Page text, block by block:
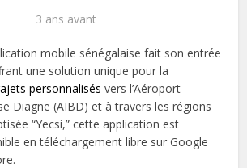
3 ans avant
mobile sénégalaise fait son entrée
une solution unique pour la
personnalisés vers l’Aéroport
Diagne (AIBD) et à travers les régions
“Yecsi,” cette application est
en téléchargement libre sur Google